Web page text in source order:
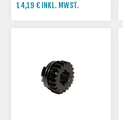
14,19 € INKL. MWST.